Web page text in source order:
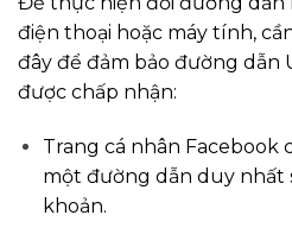
điện thoại hoặc máy tính,
đây để đảm bảo đường dẫn
được chấp nhận:
Trang cá nhân Facebook
một đường dẫn duy nhất
khoản.